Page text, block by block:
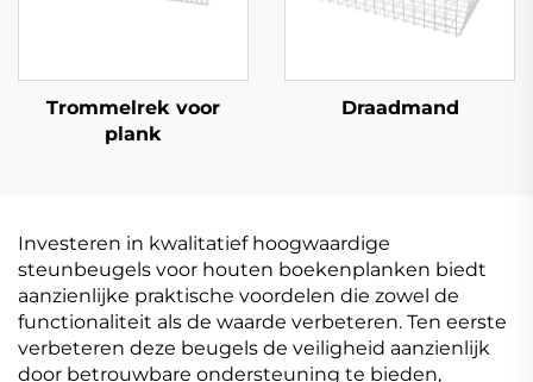
Trommelrek voor
plank
Draadmand
Investeren in kwalitatief hoogwaardige
steunbeugels voor houten boekenplanken biedt
aanzienlijke praktische voordelen die zowel de
functionaliteit als de waarde verbeteren. Ten eerste
verbeteren deze beugels de veiligheid aanzienlijk
door betrouwbare ondersteuning te bieden,